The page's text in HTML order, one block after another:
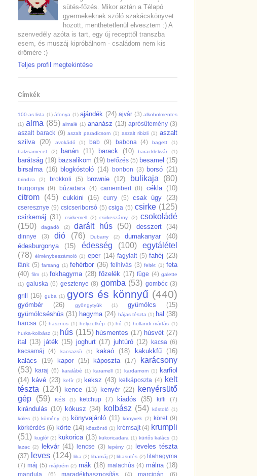
sütés-főzés. Mikor aztán a Télapó
gyermekeknek szóló szakácskönyvet
hozott, menthetetlenül elvesztem :) A
szenvedély azóta is tart, egy új recepttől transzba
esem, és muszáj kipróbálnom - családom nem kis
örömére :)
Teljes profil megtekintése
Címkék
100-as lista (1) áfonya (1) ajándék (24) ajvár (3) alkoholmentes
(1) alma (85) almalé (1) ananász (13) aprósütemény (3)
aszalt barack (9) aszalt paradicsom (1) aszalt ribizli (1) aszalt
szilva
(20) avokádó (1) bab (9) babona (4) bagett
(1)
balzsamecet
(2) banán (11) barack (10) baracklekvár (1)
barátság (19) bazsalikom (19) befőzés (5) besamel (15)
birsalma (16) blogkóstoló (14) bonbon (3) borsó (21)
brindza (2) brokkoli (5) brownie (12) bulikaja (80)
burgonya (9) búzadara (4) camembert (8) cékla (10)
citrom (45) cukkini (16) curry (5) csak úgy (23)
cseresznye (9) csicseriborsó (5) csiga (5) csirke (125)
csirkemáj (31) csirkemell (2) csirkeszárny (2) csokoládé
(150)
dagadó (2) darált hús (50) desszert (34)
dinnye (3) dió (76) Dubarry (2) dumakanyar
(40)
édesburgonya
(15) édesség (100)
egytálétel
(78) élménybeszámoló (1) eper (14) fagylalt (5) fahéj (23)
fánk (5) farsang (1) fehérbor (36) felhívás (3) feltét (1) feta
(40) film (1) fokhagyma (28) főzelék (17) füge (4) galette
(1) galuska (6) gesztenye (8) gomba (53) gombóc (3)
grill (16) guba (1) gyors és könnyű (440)
gyömbér (26) gyöngytyúk (1) gyümölcs
(15)
gyümölcséshús (31) hagyma (24) hájas tészta (1) hal (38)
harcsa (3) hasznos (1) helyzetkép (1) hó (1) hollandi mártás (1)
hurka-kolbász (1) hús (115) húsmentes (17) húsvét (27)
ital (13) játék (15) joghurt (17) juhtúró (12) kacsa (6)
kacsamáj
(4) kacsazsír (1) kakaó (18) kakukkfű
(16)
kalács
(19) kapor (15) káposzta (17)
karácsony
(53)
karaj (6) karalábé (1) karamell (1) kardamom (1)
karfiol
(14) kávé (23) kefír (2) keksz (43) kelkáposzta (4)
kelt
tészta (124) kence (13) kenyér (22) kenyérsütő
gép (59) KÉS (1) ketchup (7) kiadós (35) kifli (7)
kirándulás (10) kókusz (34) kolbász (54) kóstoló (1)
köles (1) kömény (1) könyvajánló (11) könyvek (2) köret (9)
körkérdés (6) körte (14) köszöntő (1) krémsajt (4) krumpli
(51) kuglóf (2) kukorica (13) kukoricadara (1) kürtős kalács (1)
lazac (2) lekvár (41) lencse (3) lepény (1)
leveles tészta
(37) leves (124) liba (2) libamáj (2) libasütés (2) lilahagyma
(7) máj (5) májkrém (2) mák (18) malachús (4) málna (18)
mandula (6) maradékhasznosítás (4) marcipán (6)